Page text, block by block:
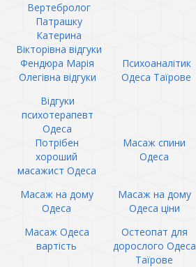
Вертебролог
Патрашку
Катерина
Вікторівна відгуки
Фендюра Марія
Олегівна відгуки
Психоаналітик
Одеса Таїрове
Відгуки
психотерапевт
Одеса
Потрібен
хороший
масажист Одеса
Масаж спини
Одеса
Масаж на дому
Одеса
Масаж на дому
Одеса ціни
Масаж Одеса
вартість
Остеопат для
дорослого Одеса
Таїрове